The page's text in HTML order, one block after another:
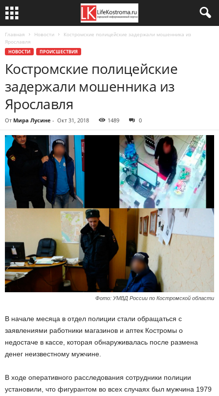
Главная Новости
Костромские полицейские задержали мошенника из
Ярославля
НОВОСТИ ПРОИСШЕСТВИЯ
Костромские полицейские
задержали мошенника из
Ярославля
От Мира Лусине - Окт 31, 2018 1489 0
Фото: УМВД России по Костромской области
В начале месяца в отдел полиции стали обращаться с
заявлениями работники магазинов и аптек Костромы о
недостаче в кассе, которая обнаруживалась после размена
денег неизвестному мужчине.
В ходе оперативного расследования сотрудники полиции
установили, что фигурантом во всех случаях был мужчина 1979